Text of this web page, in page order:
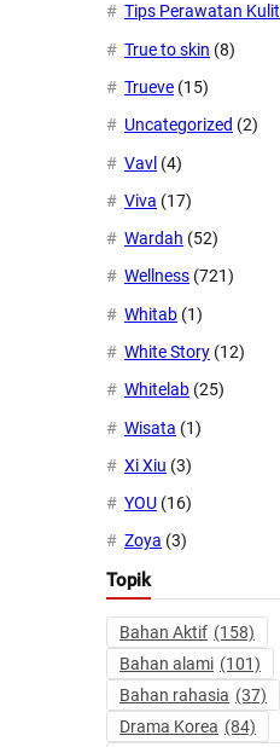
Tips Perawatan Kulit
True to skin (8)
Trueve (15)
Uncategorized (2)
Vavl (4)
Viva (17)
Wardah (52)
Wellness (721)
Whitab (1)
White Story (12)
Whitelab (25)
Wisata (1)
Xi Xiu (3)
YOU (16)
Zoya (3)
Topik
Bahan Aktif (158)
Bahan alami (101)
Bahan rahasia (37)
Drama Korea (84)